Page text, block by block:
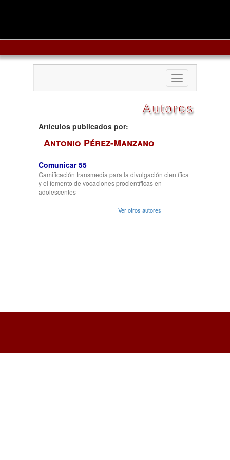
Toggle
navigation
Autores
Artículos publicados por:
Antonio Pérez-Manzano
Comunicar 55
Gamificación transmedia para la divulgación científica
y el fomento de vocaciones procientíficas en
adolescentes
Ver otros autores